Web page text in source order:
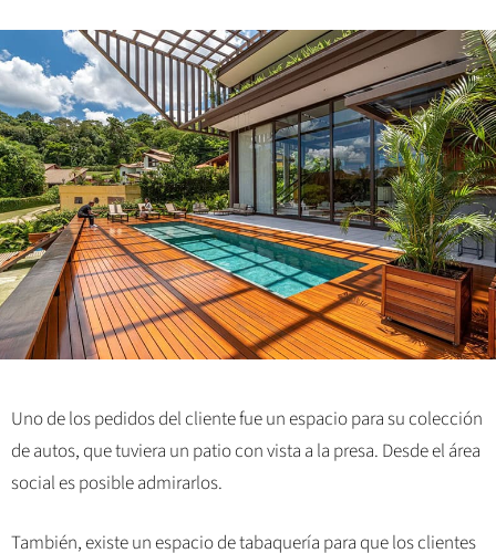
Uno de los pedidos del cliente fue un espacio para su colección
de autos, que tuviera un patio con vista a la presa. Desde el área
social es posible admirarlos.
También, existe un espacio de tabaquería para que los clientes